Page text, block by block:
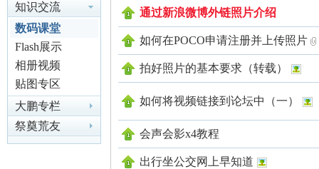
尔
知识交流
数码课堂
Flash展示
相册视频
贴图专区
大鹏专栏
祭奠荒友
通过新浪微博外链照片介绍
如何在POCO申请注册并上传照片
拍好照片的基本要求（转载）
如何将视频链接到论坛中（一）
会声会影x4教程
出行坐公交网上早知道